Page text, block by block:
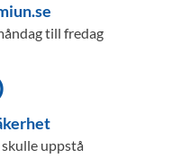
till fredag
uppstå